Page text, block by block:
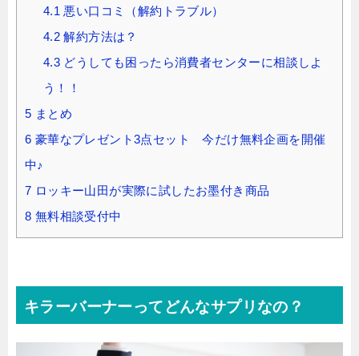
4.1 悪い口コミ（解約トラブル）
4.2 解約方法は？
4.3 どうしても困ったら消費者センターに相談しよ
う！！
5 まとめ
6 豪華なプレゼント3点セット 今だけ無料企画を開催
中♪
7 ロッキー山田が実際に試したお墨付き商品
8 無料相談受付中
キラーバーナーってどんなサプリなの？